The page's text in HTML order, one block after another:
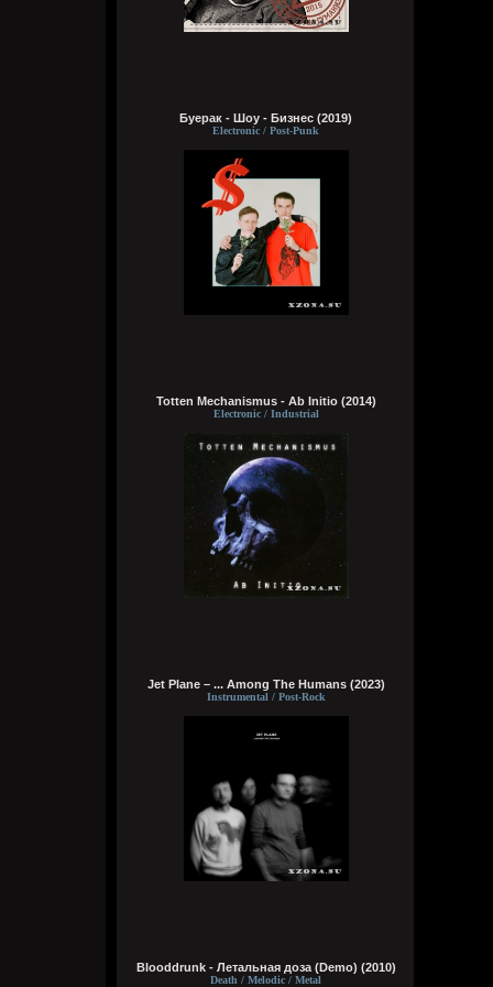
Кукуня
Wirtuozik
Сегодня в 16:15:10
А я вовсе не колдунья,
Я любила и люблю.
Это мне судьба послала
Грешную любовь мою.
Сегодня в 16:15:01
Wirtuozik
Сегодня в 16:14:46
За мои зелёные глаза
Wirtuozik
Сегодня в 16:14:24
Эй наринаринэла ай дари дари дари
Эй наринаринэла ааааа дари дада
Wirtuozik
Сегодня в 16:12:44
Wirtuozik
Сегодня в 16:12:17
Буерак - Шоу - Бизнес (2019)
Electronic / Post-Punk
Totten Mechanismus - Ab Initio (2014)
Electronic / Industrial
Jet Plane – ... Among The Humans (2023)
Instrumental / Post-Rock
Blooddrunk - Летальная доза (Demo) (2010)
Death / Melodic / Metal